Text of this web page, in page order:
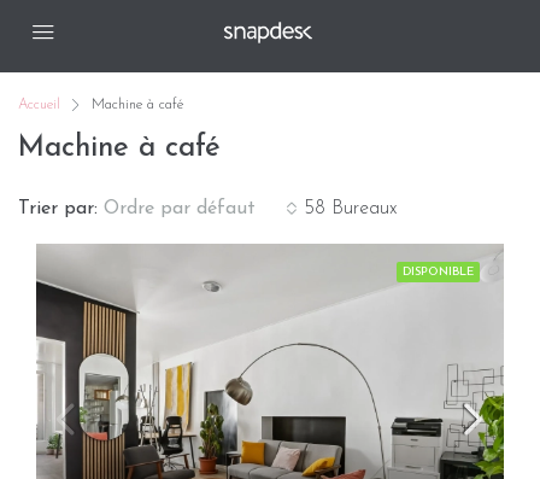
Accueil Machine à café
Machine à café
58 Bureaux
Trier par: Ordre par défaut
DISPONIBLE